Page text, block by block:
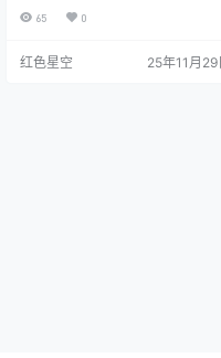
个交流的平台，参加的人可以分享
的小型聚会，但temu派对把它变
65 0
红色星空 25年11月29